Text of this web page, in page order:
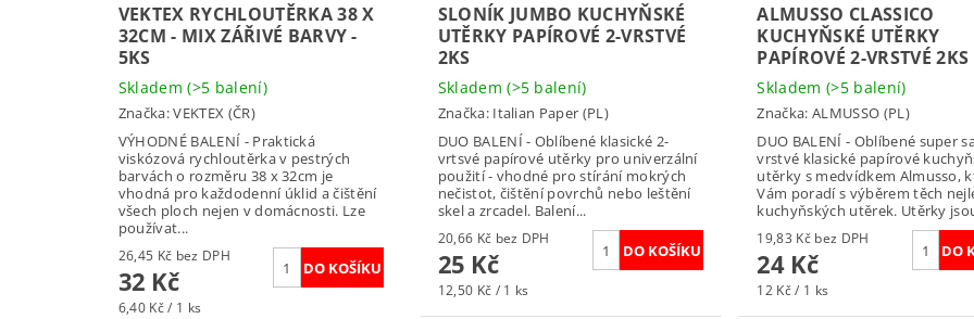
VEKTEX RYCHLOUTĚRKA 38 X
32CM - MIX ZÁŘIVÉ BARVY -
5KS
Skladem(>5 balení)
Značka:VEKTEX (ČR)
VÝHODNÉ BALENÍ - Praktická
viskózová rychloutěrka v pestrých
barvách o rozměru 38 x 32cm je
vhodná pro každodenní úklid a čištění
všech ploch nejen v domácnosti. Lze
používat...
26,45 Kč bez DPH
32 Kč
6,40 Kč / 1 ks
SLONÍK JUMBO KUCHYŇSKÉ
UTĚRKY PAPÍROVÉ 2-VRSTVÉ
2KS
Skladem(>5 balení)
Značka: Italian Paper (PL)
DUO BALENÍ - Oblíbené klasické 2-
vrtsvé papírové utěrky pro univerzální
použití - vhodné pro stírání mokrých
nečistot, čištění povrchů nebo leštění
skel a zrcadel. Balení...
20,66 Kč bez DPH
25 Kč
12,50 Kč / 1 ks
ALMUSSO CLASSICO
KUCHYŇSKÉ UTĚRKY
PAPÍROVÉ 2-VRSTVÉ 2KS
Skladem(>5 balení)
Značka:ALMUSSO (PL)
DUO BALENÍ - Oblíbené super
vrstvé klasické papírové
utěrky s medvídkem Almusso,
Vám poradí s výběrem těch
kuchyňských utěrek. Utěrky
19,83 Kč bez DPH
24 Kč
12 Kč / 1 ks